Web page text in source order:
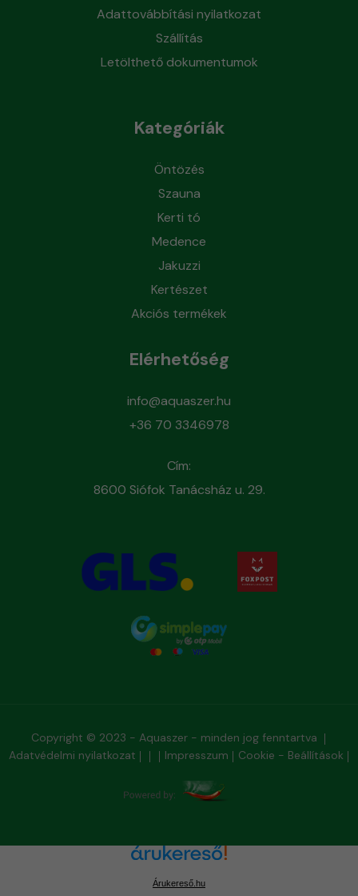
Adattovábbítási nyilatkozat
Szállítás
Letölthető dokumentumok
Kategóriák
Öntözés
Szauna
Kerti tó
Medence
Jakuzzi
Kertészet
Akciós termékek
Elérhetőség
info@aquaszer.hu
+36 70 3346978
Cím:
8600 Siófok Tanácsház u. 29.
Copyright © 2023 - Aquaszer - minden jog fenntartva
Adatvédelmi nyilatkozat
Impresszum Cookie - Beállítások
Árukereső.hu